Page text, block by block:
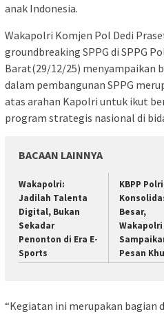
anak Indonesia.
Wakapolri Komjen Pol Dedi
groundbreaking SPPG di SPPG
Barat(29/12/25) menyampaikan
dalam pembangunan SPPG
atas arahan Kapolri untuk ikut
program strategis nasional di
BACAAN LAINNYA
Wakapolri:
Jadilah Talenta
Digital, Bukan
Sekadar
Penonton di Era E-
Sports
KBPP
Besar,
Wakapolri
Pesan
“Kegiatan ini merupakan bagian